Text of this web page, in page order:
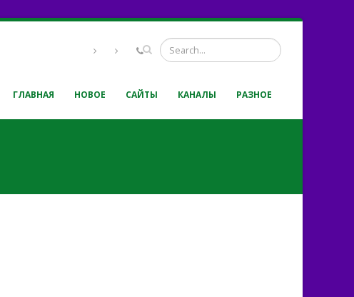
ГЛАВНАЯ НОВОЕ САЙТЫ КАНАЛЫ РАЗНОЕ